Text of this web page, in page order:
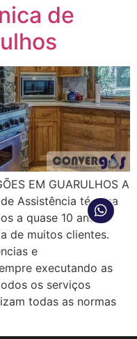
de
EM GUARULHOS A
Assistência técnica
a quase 10 anos
de muitos clientes.
e
executando as
os serviços
todas as normas